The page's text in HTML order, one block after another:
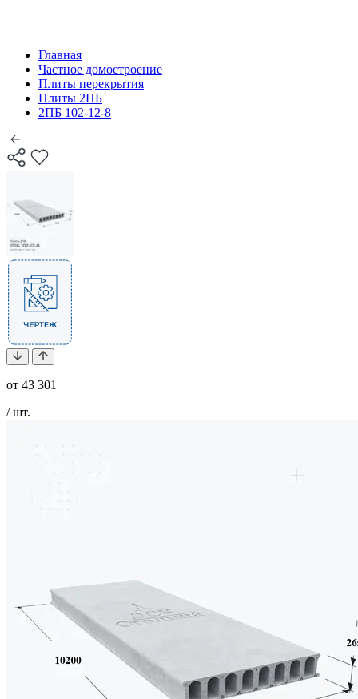
Главная
Частное домостроение
Плиты перекрытия
Плиты 2ПБ
2ПБ 102-12-8
от 43 301
/ шт.